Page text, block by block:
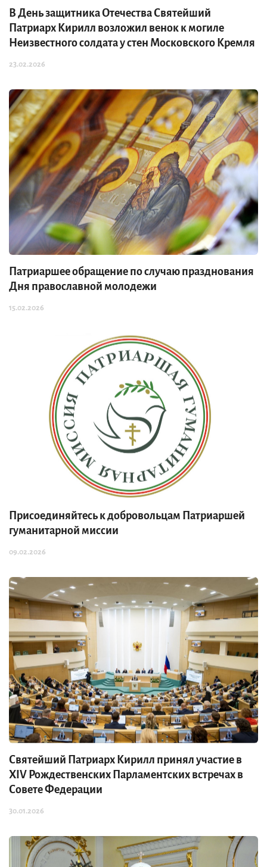
В День защитника Отечества Святейший
Патриарх Кирилл возложил венок к могиле
Неизвестного солдата у стен Московского Кремля
23.02.2026
Патриаршее обращение по случаю празднования
Дня православной молодежи
15.02.2026
Присоединяйтесь к добровольцам Патриаршей
гуманитарной миссии
09.02.2026
Святейший Патриарх Кирилл принял участие в
XIV Рождественских Парламентских встречах в
Совете Федерации
30.01.2026